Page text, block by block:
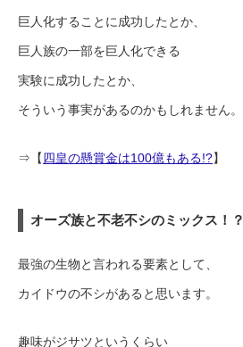
巨人化することに成功したとか、
巨人族の一部を巨人化できる
実験に成功したとか、
そういう事実があるのかもしれません。
⇒【四皇の懸賞金は100億もある!?】
オーズ族と不老不シのミックス！？
最強の生物と言われる要素として、
カイドウの不シがあると思います。
趣味がジサツというくらい